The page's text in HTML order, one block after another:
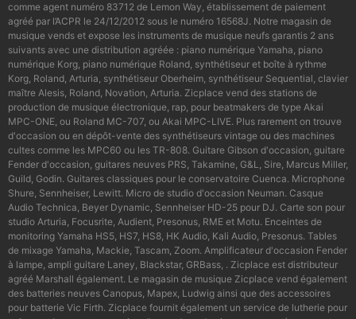
comme agent numéro 83712 de Lemon Way, établissement de paiement
agréé par l’ACPR le 24/12/2012 sous le numéro 16568J. Notre magasin de
musique vends et expose les instruments de musique neufs garantis 2 ans
suivants avec une distribution agréée : piano numérique Yamaha, piano
numérique Korg, piano numérique Roland, synthétiseur et boîte à rythme
Korg, Roland, Arturia, synthétiseur Oberheim, synthétiseur Sequential, clavier
maître Alesis, Roland, Novation, Arturia. Zicplace vend des stations de
production de musique électronique, rap, pour beatmakers de type Akai
MPC-ONE, ou Roland MC-707, ou Akai MPC-LIVE. Plus rarement on trouve
d'occasion ou en dépôt-vente des synthétiseurs vintage ou des machines
cultes comme les MPC60 ou les TR-808. Guitare Gibson d'occasion, guitare
Fender d'occasion, guitares neuves PRS, Takamine, G&L, Sire, Marcus Miller,
Guild, Godin. Guitares classiques pour le conservatoire Cuenca. Microphone
Shure, Sennheiser, Lewitt. Micro de studio d'occasion Neuman. Casque
Audio Technica, Beyer Dynamic, Sennheiser HD-25 pour DJ. Carte son pour
studio Arturia, Focusrite, Audient, Presonus, RME et Motu. Enceintes de
monitoring Yamaha HS5, HS7, HS8, HK Audio, Kali Audio, Presonus. Tables
de mixage Yamaha, Mackie, Tascam, Zoom. Amplificateur d'occasion Fender
à lampe, ampli guitare Laney, Blackstar, GRBass, . Zicplace est distributeur
agréé Marshall également. Le magasin de musique Zicplace vend également
des batteries neuves Canopus, Mapex, Ludwig ainsi que des accessoires
pour batterie Vic Firth. Zicplace fournit également un service de lutherie pour